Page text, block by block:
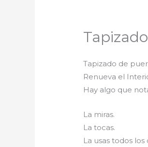
Tapizado de
Renueva el
Hay algo que
La miras.
La tocas.
La usas todos los